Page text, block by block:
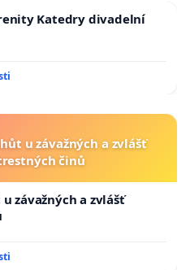
Katedry divadelní
u závažných a zvlášť
činů
závažných a zvlášť